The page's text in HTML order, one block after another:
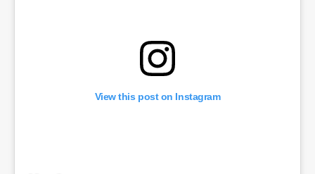
View this post on Instagram